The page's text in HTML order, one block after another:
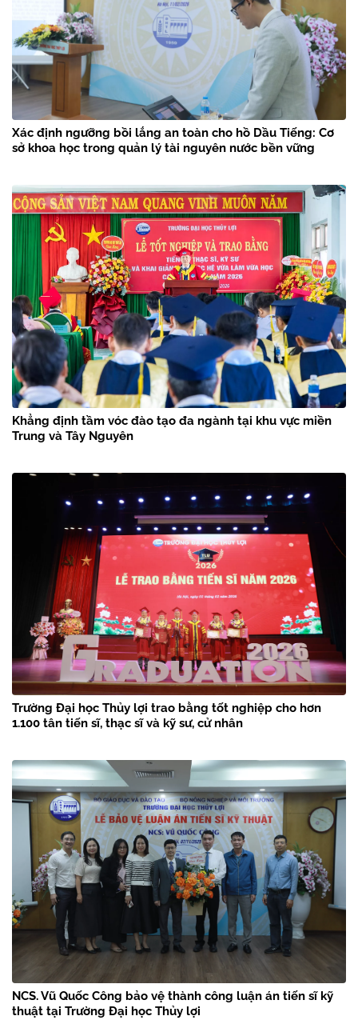
Xác định ngưỡng bồi lắng an toàn cho hồ Dầu Tiếng: Cơ
sở khoa học trong quản lý tài nguyên nước bền vững
Khẳng định tầm vóc đào tạo đa ngành tại khu vực miền
Trung và Tây Nguyên
Trường Đại học Thủy lợi trao bằng tốt nghiệp cho hơn
1.100 tân tiến sĩ, thạc sĩ và kỹ sư, cử nhân
NCS. Vũ Quốc Công bảo vệ thành công luận án tiến sĩ kỹ
thuật tại Trường Đại học Thủy lợi